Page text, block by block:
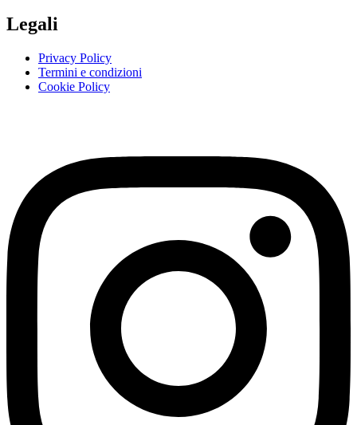
Legali
Privacy Policy
Termini e condizioni
Cookie Policy